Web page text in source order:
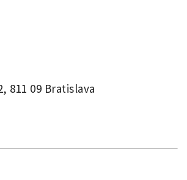
811 09 Bratislava